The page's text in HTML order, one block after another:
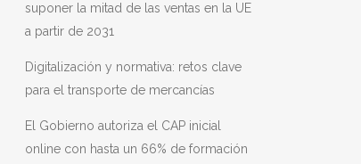
suponer la mitad de las ventas en la UE
a partir de 2031
Digitalización y normativa: retos clave
para el transporte de mercancías
El Gobierno autoriza el CAP inicial
online con hasta un 66% de formación